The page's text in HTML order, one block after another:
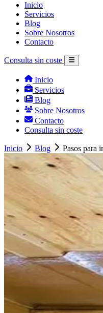
Inicio
Servicios
Blog
Sobre Nosotros
Contacto
Consulta sin coste
Inicio
Servicios
Blog
Sobre Nosotros
Contacto
Consulta sin coste
Inicio Blog Pasos para